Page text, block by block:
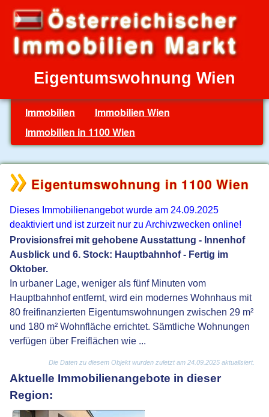
Eigentumswohnung Wien
Immobilien
Immobilien Wien
Immobilien in 1100 Wien
Eigentumswohnung in 1100 Wien
Dieses Immobilienangebot wurde am 24.09.2025
deaktiviert und ist zurzeit nur zu Archivzwecken online!
Provisionsfrei mit gehobene Ausstattung - Innenhof
Ausblick und 6. Stock: Hauptbahnhof - Fertig im
Oktober.
In urbaner Lage, weniger als fünf Minuten vom
Hauptbahnhof entfernt, wird ein modernes Wohnhaus mit
80 freifinanzierten Eigentumswohnungen zwischen 29 m²
und 180 m² Wohnfläche errichtet. Sämtliche Wohnungen
verfügen über Freiflächen wie ...
Die Daten zu diesem Objekt wurden zuletzt am 24.09.2025 aktualisiert.
Aktuelle Immobilienangebote in dieser
Region: